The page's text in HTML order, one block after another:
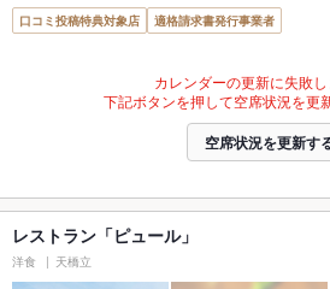
口コミ投稿特典対象店 適格請求書発行事業者
カレンダーの更新に失敗し
下記ボタンを押して空席状況を更
空席状況を更新す
レストラン「ピュール」
洋食 天橋立